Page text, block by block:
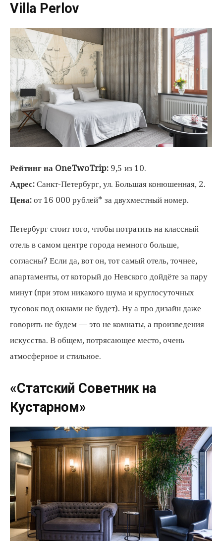
Villa Perlov
Рейтинг на OneTwoTrip: 9,5 из 10.
Адрес: Санкт-Петербург, ул. Большая конюшенная, 2.
Цена: от 16 000 рублей* за двухместный номер.
Петербург стоит того, чтобы потратить на классный
отель в самом центре города немного больше,
согласны? Если да, вот он, тот самый отель, точнее,
апартаменты, от который до Невского дойдёте за пару
минут (при этом никакого шума и круглосуточных
тусовок под окнами не будет). Ну а про дизайн даже
говорить не будем — это не комнаты, а произведения
искусства. В общем, потрясающее место, очень
атмосферное и стильное.
«Статский Советник на
Кустарном»